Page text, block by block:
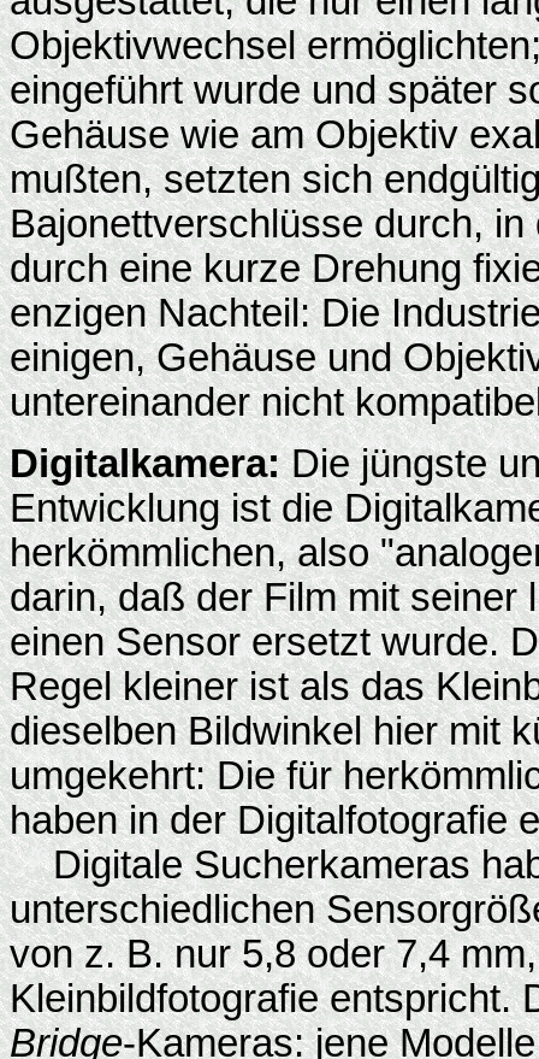
Objektivwechsel
eingeführt wurde und später
Gehäuse wie am Objektiv
mußten, setzten sich
Bajonettverschlüsse durch,
durch eine kurze Drehung
enzigen Nachteil: Die
einigen, Gehäuse und
untereinander nicht
Digitalkamera:Die jüngste
Entwicklung ist die
herkömmlichen, also
darin, daß der Film mit seiner
einen Sensor ersetzt wurde.
Regel kleiner ist als das
dieselben Bildwinkel hier mit
umgekehrt: Die für
haben in der Digitalfotografie
Digitale Sucherkameras
unterschiedlichen
von z. B. nur 5,8 oder 7,4
Kleinbildfotografie entspricht.
Bridge-Kameras: jene